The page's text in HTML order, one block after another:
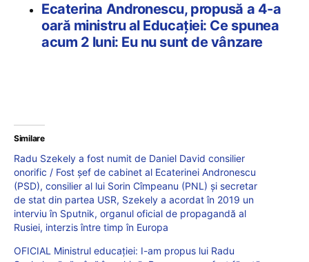
Ecaterina Andronescu, propusă a 4-a
oară ministru al Educației: Ce spunea
acum 2 luni: Eu nu sunt de vânzare
Similare
Radu Szekely a fost numit de Daniel David consilier
onorific / Fost șef de cabinet al Ecaterinei Andronescu
(PSD), consilier al lui Sorin Cîmpeanu (PNL) și secretar
de stat din partea USR, Szekely a acordat în 2019 un
interviu în Sputnik, organul oficial de propagandă al
Rusiei, interzis între timp în Europa
OFICIAL Ministrul educației: I-am propus lui Radu